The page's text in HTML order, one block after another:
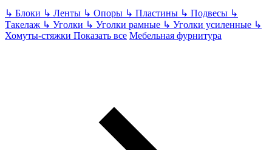
↳ Блоки ↳ Ленты ↳ Опоры ↳ Пластины ↳ Подвесы ↳
Такелаж ↳ Уголки ↳ Уголки рамные ↳ Уголки усиленные ↳
Хомуты-стяжки Показать все Мебельная фурнитура